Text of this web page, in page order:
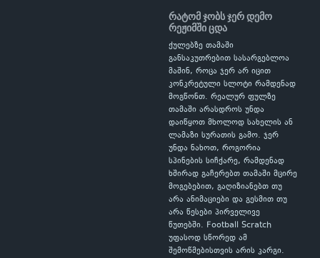
რატომ ჯობს ჯერ დემო
რეჟიმში ცდა
ქულებზე თამაში
განსაკუთრებით სასარგებლოა
მაშინ, როცა ჯერ არ იცით
კონკრეტული სლოტი რამდენად
მოგწონთ. რეალურ ფულზე
თამაში არასდროს უნდა
დაიწყოთ მხოლოდ სახელის ან
ლამაზი სურათის გამო. ჯერ
უნდა ნახოთ, როგორია
სპინების სიჩქარე, რამდენად
ხშირად გაჩერებთ თამაში მცირე
მოგებებით, გაღიზიანებთ თუ
არა ანიმაციები და გესმით თუ
არა წესები პირველივე
წუთებში. Football Scratch
უფასოდ სწორედ ამ
შემოწმებისთვის არის კარგი.